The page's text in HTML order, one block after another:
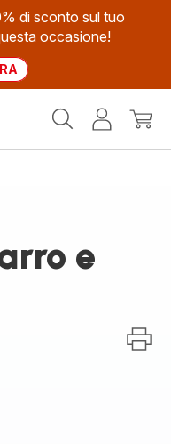
di sconto sul tuo
occasione!
Il
e